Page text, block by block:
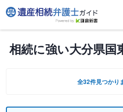
相続に強い大分県国
全32件見つかり